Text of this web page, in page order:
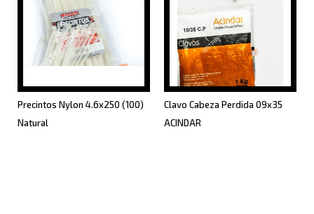
Precintos Nylon 4.6x250 (100)
Natural
Clavo Cabeza Perdida 09x35
ACINDAR